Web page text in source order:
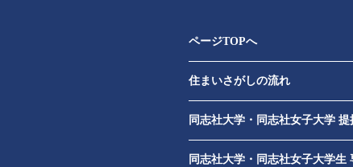
ページTOPへ
住まいさがしの流れ
同志社大学・同志社女子大学
同志社大学・同志社女子大学生